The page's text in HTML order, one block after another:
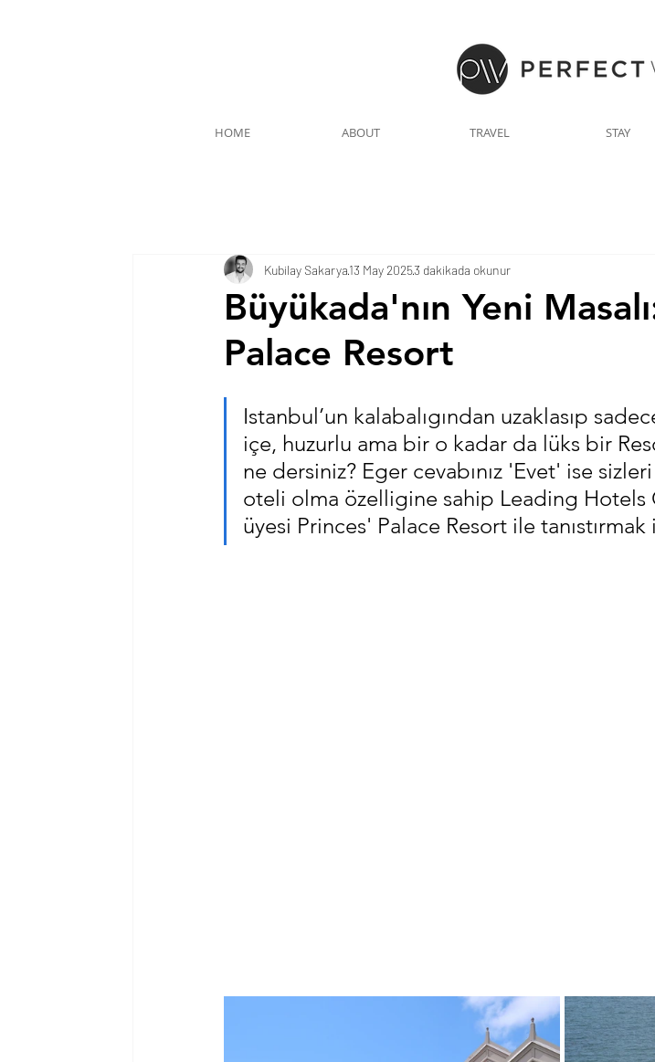
STAY
TRAVEL
ABOUT
HOME
Büyükada'nın Yeni
Palace Resort
Kubilay Sakarya13 May 20253 dakikada okunur
Istanbul’un kalabalıgından uzaklasıp
içe, huzurlu ama bir o kadar da lüks bir
ne dersiniz? Eger cevabınız 'Evet' ise
oteli olma özelligine sahip Leading
üyesi Princes' Palace Resort ile tanıstırmak